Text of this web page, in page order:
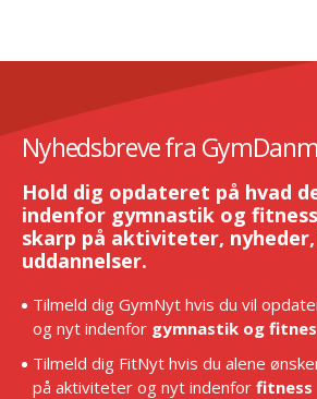
Nyhedsbreve fra
Hold dig opdateret på hvad
indenfor gymnastik og
skarp på aktiviteter,
uddannelser.
Tilmeld dig GymNyt hvis du vil
og nyt indenfor gymnastik og fitnes
Tilmeld dig FitNyt hvis du alene
på aktiviteter og nyt indenfor fitness